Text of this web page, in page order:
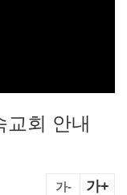
교회 안내
가- 가+